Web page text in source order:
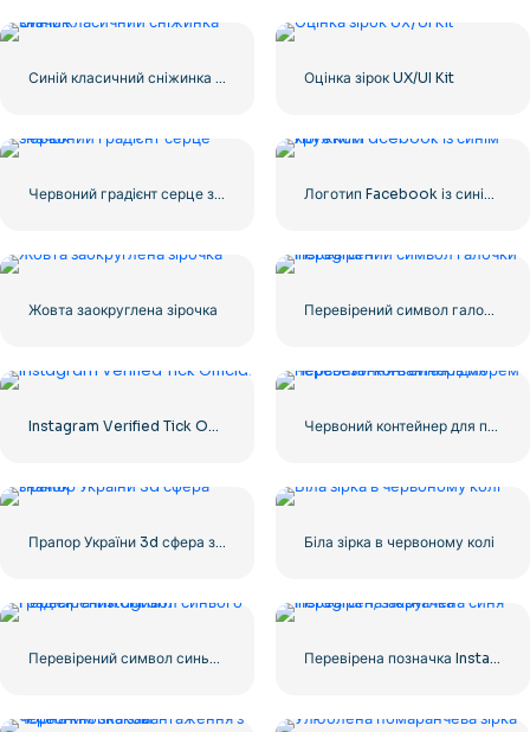
Оцінка зірок UX/UI Kit
Жовта заокруглена зірочка Перевірений символ галочки Instagram
Біла зірка в червоному колі